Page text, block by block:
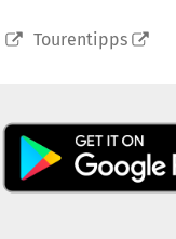
Tourentipps